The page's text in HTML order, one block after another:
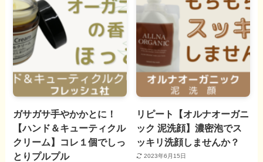
ガサガサ手やかかとに！
【ハンド＆キューティクル
クリーム】コレ１個でしっ
とりプルプル
リピート【オルナオーガニ
ック 泥洗顔】濃密泡でス
ッキリ洗顔しませんか？
2023年6月15日